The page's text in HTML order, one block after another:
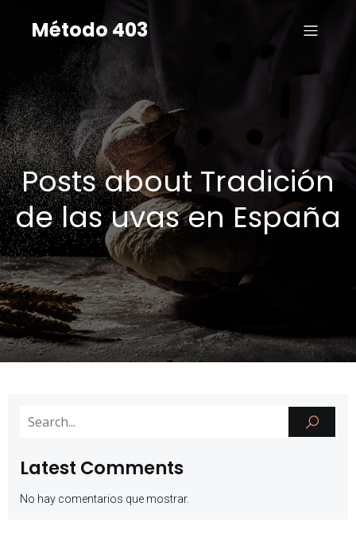
Método 403
Posts about Tradición
de las uvas en España
Latest Comments
No hay comentarios que mostrar.